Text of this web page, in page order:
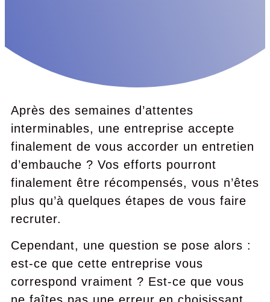
Après des semaines d’attentes
interminables, une entreprise accepte
finalement de vous accorder un entretien
d’embauche ? Vos efforts pourront
finalement être récompensés, vous n’êtes
plus qu’à quelques étapes de vous faire
recruter.
Cependant, une question se pose alors :
est-ce que cette entreprise vous
correspond vraiment ? Est-ce que vous